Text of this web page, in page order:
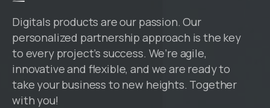
Digitals products are our passion. Our
personalized partnership approach is the key
to every project’s success. We’re agile,
innovative and flexible, and we are ready to
take your business to new heights. Together
with you!